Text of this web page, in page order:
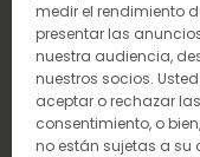
medir el rendimiento
presentar las
nuestra audiencia,
nuestros socios.
aceptar o rechazar
consentimiento, o
no están sujetas a